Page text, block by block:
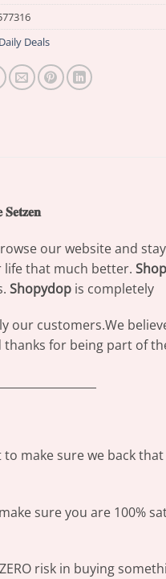
Daily Deals
our website and
that much better.
Shopydopis completely
our customers.We
thanks for being part of
make sure we back
sure you are 100%
risk in buying